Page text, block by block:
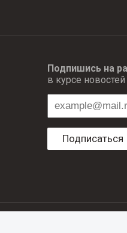
Подпишись на
в курсе
Подписаться